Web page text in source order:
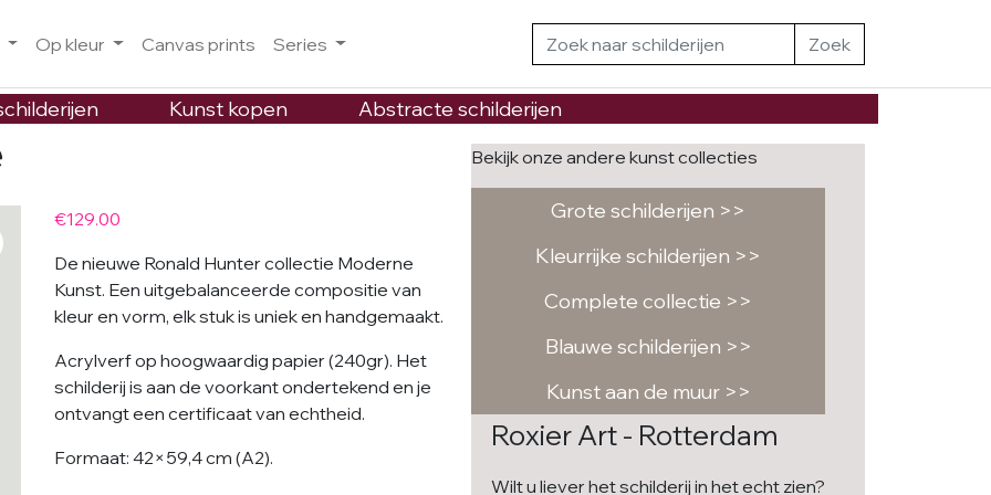
Op kleur Canvas prints Series Zoek
Kunst kopen Abstracte schilderijen
€129.00
De nieuwe Ronald Hunter collectie Moderne
Kunst. Een uitgebalanceerde compositie van
kleur en vorm, elk stuk is uniek en handgemaakt.
Acrylverf op hoogwaardig papier (240gr). Het
schilderij is aan de voorkant ondertekend en je
ontvangt een certificaat van echtheid.
Formaat: 42×59,4 cm (A2).
Bekijk onze andere kunst collecties
Grote schilderijen >>
Kleurrijke schilderijen >>
Complete collectie >>
Blauwe schilderijen >>
Kunst aan de muur >>
Roxier Art - Rotterdam
Wilt u liever het schilderij in het echt zien?